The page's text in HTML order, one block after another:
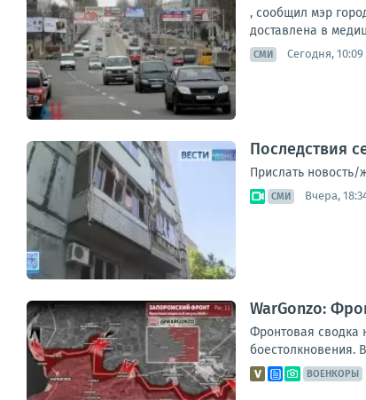
, сообщил мэр
доставлена в
СМИ Сегодня, 10:09
Последствия
Прислать новость/
СМИ Вчера,
WarGonzo:
Фронтовая сводка
боестолкновения.
ВОЕНКОРЫ